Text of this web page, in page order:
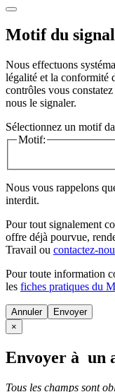
Motif du
Nous effectuons
légalité et la conformité
contrôles vous
nous le signaler.
Sélectionnez un motif
Motif:
Nous vous rappelons
interdit.
Pour tout signalement
offre déjà pourvue,
Travail ou contactez-
Pour toute information
les fiches pratiques du
Annuler
×
Envoyer à un
Tous les champs sont